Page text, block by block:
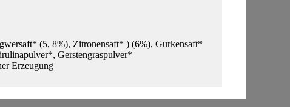
(5, 8%), Zitronensaft* ) (6%), Gurkensaft*
Gerstengraspulver*
Erzeugung